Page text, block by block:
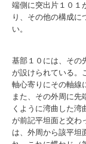
端側に突出片１０１
り、その他の構成に
い。
基部１０には、その
が設けられている。
軸心寄りにその軸線
また、その外周に先
くように湾曲した湾
が前記平坦面と交わ
は、外周から該平坦